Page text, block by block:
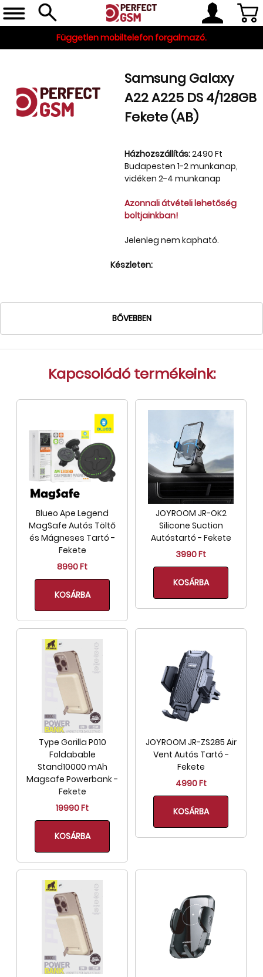
Független mobiltelefon forgalmazó.
Samsung Galaxy
A22 A225 DS 4/128GB
Fekete (AB)
Házhozszállítás:2490 Ft
Budapesten 1-2 munkanap,
vidéken 2-4 munkanap
Azonnali átvételi lehetőség
boltjainkban!
Jelenleg nem kapható.
Készleten:
BŐVEBBEN
Kapcsolódó termékeink:
Blueo Ape Legend
MagSafe Autós Töltő
és Mágneses Tartó -
Fekete
8990 Ft
KOSÁRBA
JOYROOM JR-OK2
Silicone Suction
Autóstartó - Fekete
3990 Ft
KOSÁRBA
Type Gorilla P010
Foldabable
Stand10000 mAh
Magsafe Powerbank -
Fekete
19990 Ft
KOSÁRBA
JOYROOM JR-ZS285 Air
Vent Autós Tartó -
Fekete
4990 Ft
KOSÁRBA
Telefon, tablet, okosóra
Információk
Szállítás, fizetés, garancia
Kapcsolat
Cégünkről, elérhetőségek